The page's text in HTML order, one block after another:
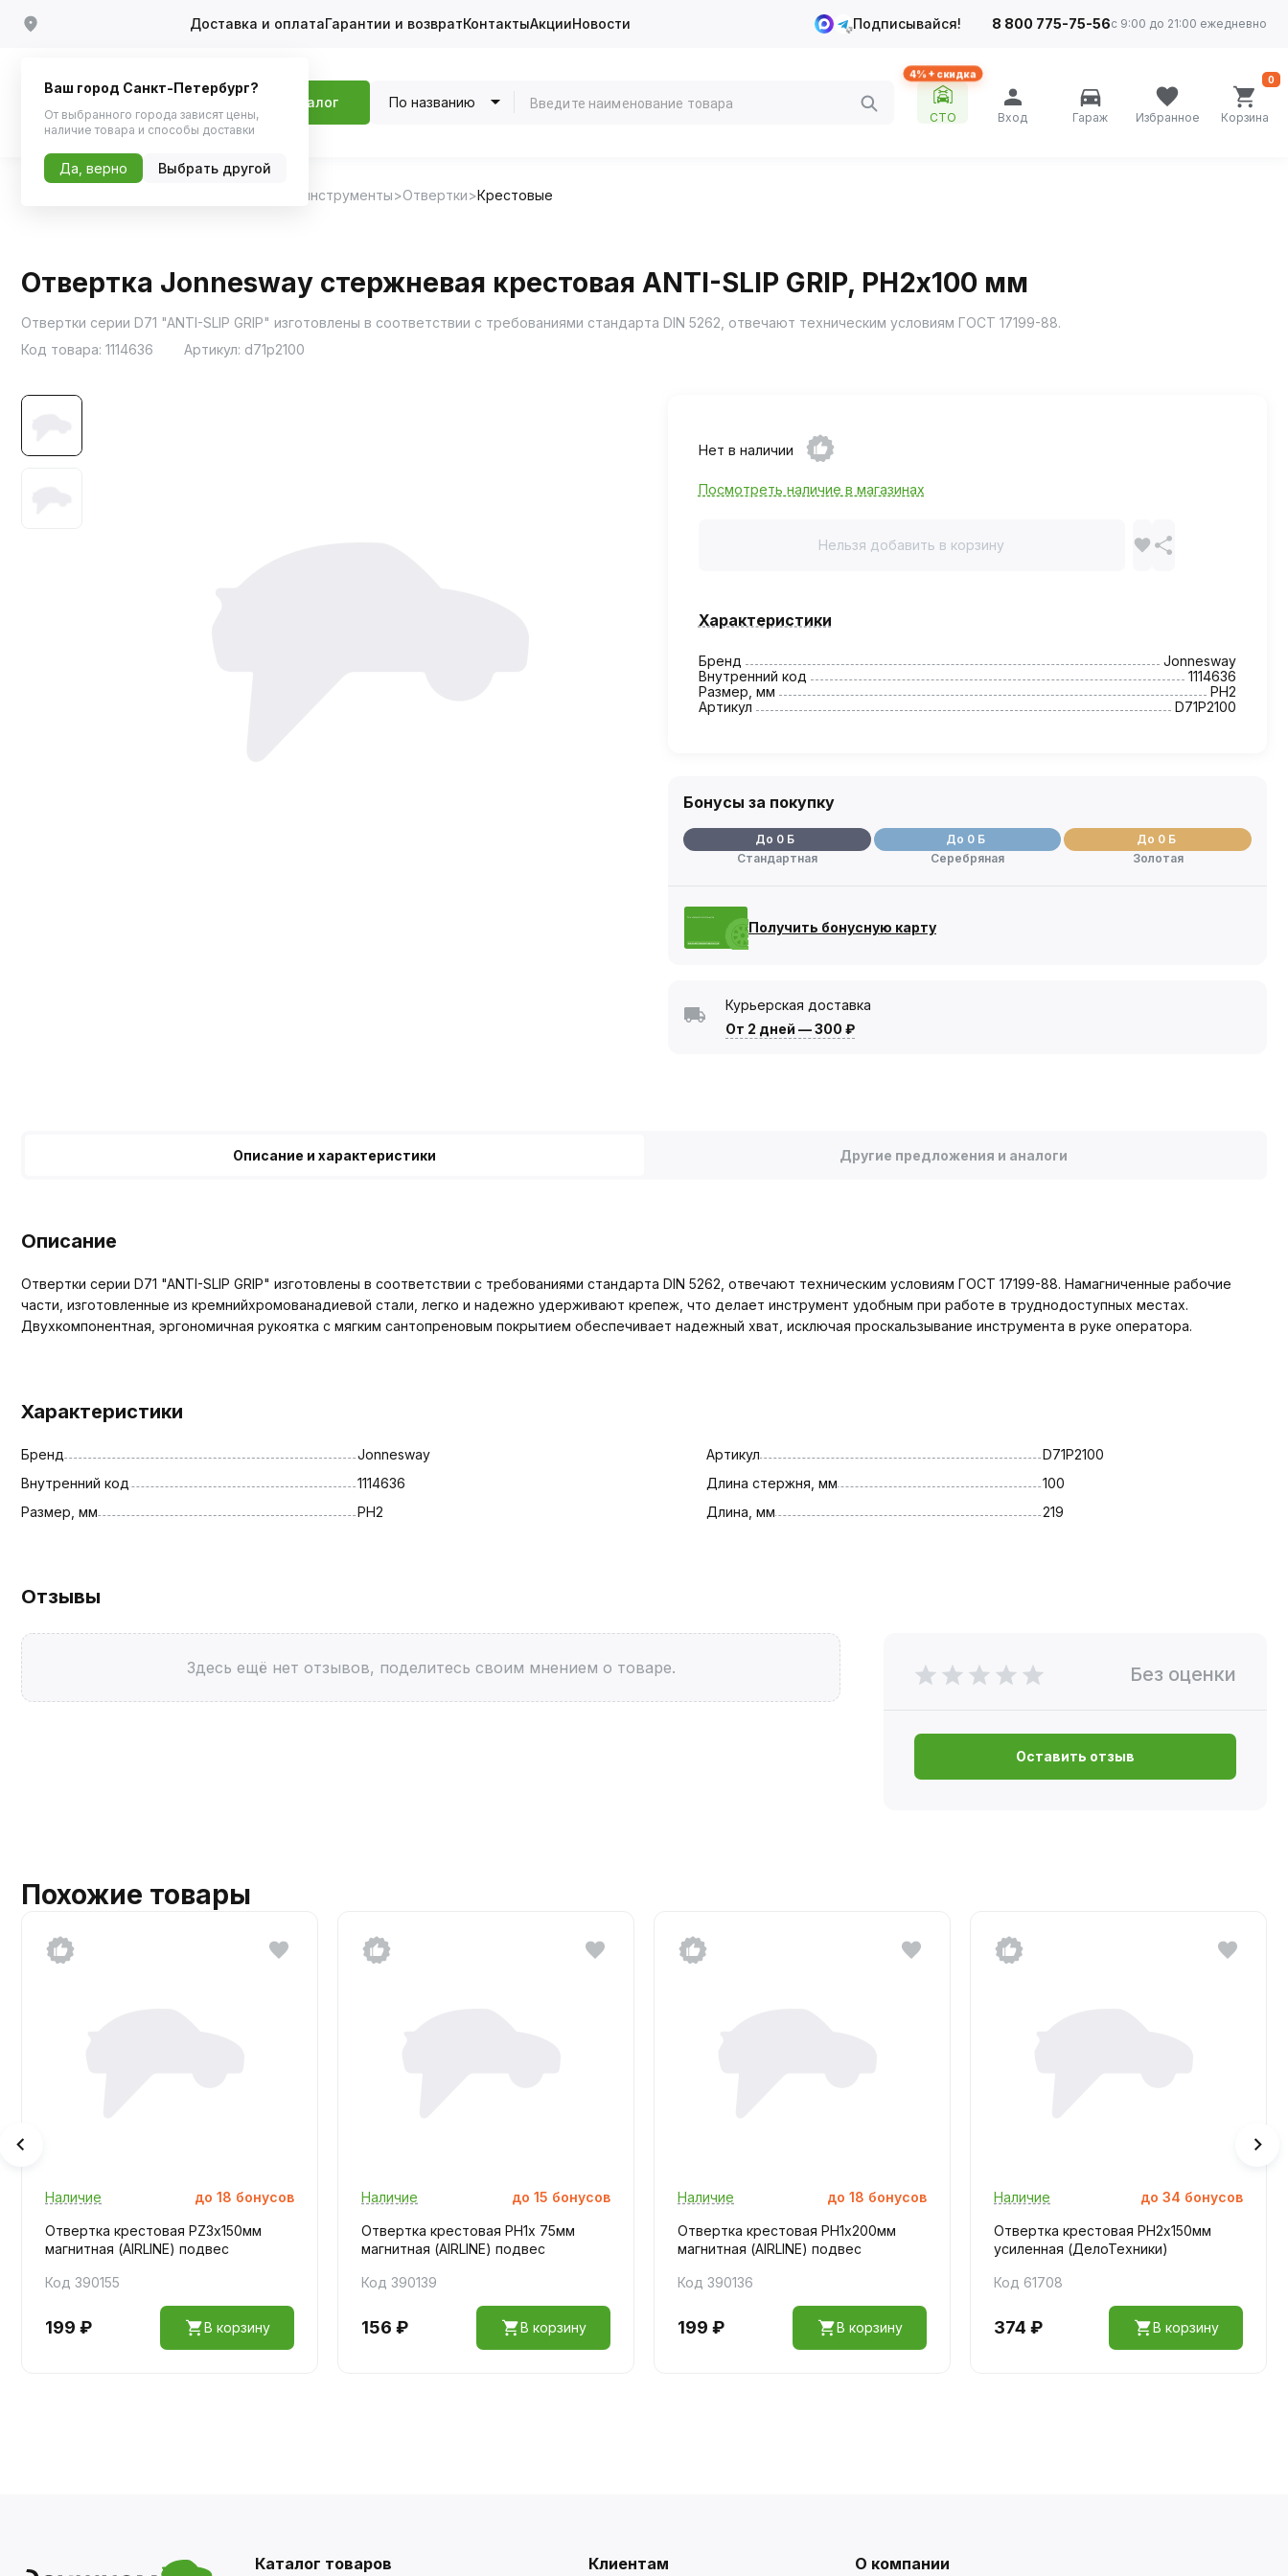
Доставка и оплатаГарантии и возвратКонтактыАкцииНовости Подписывайся! 8 800 775-75-56с 9:00 до 21:00 ежедневно
Каталог По названию
4%+ скидка
СТО Вход Гараж Избранное Корзина
0
Ручные инструменты Отвертки Крестовые
Отвертка Jonnesway стержневая крестовая ANTI-SLIP GRIP, PH2х100 мм
Отвертки серии D71 "ANTI-SLIP GRIP" изготовлены в соответствии с требованиями стандарта DIN 5262, отвечают техническим условиям ГОСТ 17199-88.
Код товара: 1114636 Артикул: d71p2100
Нет в наличии
Посмотреть наличие в магазинах
Нельзя добавить в корзину
Характеристики
Бренд
Jonnesway
Внутренний код
1114636
Размер, мм
PH2
Артикул
D71P2100
Бонусы за покупку
До 0 Б
Стандартная
До 0 Б
Серебряная
До 0 Б
Золотая
Получить бонусную карту
Курьерская доставка
От 2 дней —300 ₽
Описание и характеристики Другие предложения и аналоги
Описание
Отвертки серии D71 "ANTI-SLIP GRIP" изготовлены в соответствии с требованиями стандарта DIN 5262, отвечают техническим условиям ГОСТ 17199-88. Намагниченные рабочие
части, изготовленные из кремнийхромованадиевой стали, легко и надежно удерживают крепеж, что делает инструмент удобным при работе в труднодоступных местах.
Двухкомпонентная, эргономичная рукоятка с мягким сантопреновым покрытием обеспечивает надежный хват, исключая проскальзывание инструмента в руке оператора.
Характеристики
Бренд
Jonnesway
Внутренний код
1114636
Размер, мм
PH2
Артикул
D71P2100
Длина стержня, мм
100
Длина, мм
219
Отзывы
Здесь ещё нет отзывов, поделитесь своим мнением о товаре. Без оценки
Оставить отзыв
Похожие товары
Наличие до 18 бонусов
Отвертка крестовая PZ3х150мм
магнитная (AIRLINE) подвес
Код 390155
199 ₽ В корзину
Наличие до 15 бонусов
Отвертка крестовая PH1х 75мм
магнитная (AIRLINE) подвес
Код 390139
156 ₽ В корзину
Наличие до 18 бонусов
Отвертка крестовая PH1х200мм
магнитная (AIRLINE) подвес
Код 390136
199 ₽ В корзину
Наличие до 34 бонусов
Отвертка крестовая PH2х150мм
усиленная (ДелоТехники)
Код 61708
374 ₽ В корзину
Каталог товаров Клиентам О компании
Ваш город Санкт-Петербург?
От выбранного города зависят цены,
наличие товара и способы доставки
Да, верно Выбрать другой